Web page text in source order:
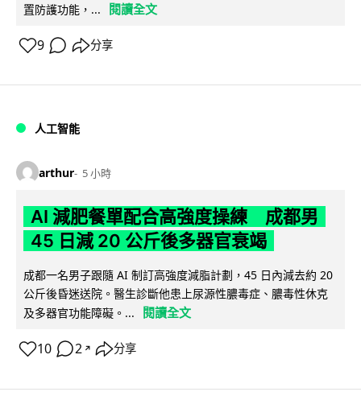
置防護功能，...
閱讀全文
9 分享
人工智能
arthur 5 小時
AI 減肥餐單配合高強度操練 成都男
45 日減 20 公斤後多器官衰竭
成都一名男子跟隨 AI 制訂高強度減脂計劃，45 日內減去約 20
公斤後昏迷送院。醫生診斷他患上尿源性膿毒症、膿毒性休克
及多器官功能障礙。...
閱讀全文
10 2 ↗ 分享